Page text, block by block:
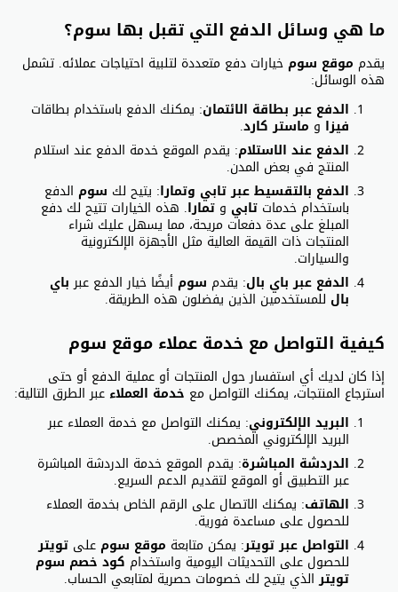
ما هي وسائل الدفع التي تقبل بها سوم؟
يقدم موقع سومخيارات دفع متعددة لتلبية احتياجات عملائه. تشمل
هذه الوسائل:
الدفع عبر بطاقة الائتمان: يمكنك الدفع باستخدام بطاقات
فيزا و ماستر كارد.
الدفع عند الاستلام: يقدم الموقع خدمة الدفع عند استلام
المنتج في بعض المدن.
الدفع بالتقسيط عبر تابي وتمارا: يتيح لك سوم الدفع
باستخدام خدمات تابي و تمارا. هذه الخيارات تتيح لك دفع
المبلغ على عدة دفعات مريحة، مما يسهل عليك شراء
المنتجات ذات القيمة العالية مثل الأجهزة الإلكترونية
والسيارات.
الدفع عبر باي بال: يقدم سومأيضًا خيار الدفع عبرباي
بال للمستخدمين الذين يفضلون هذه الطريقة.
كيفية التواصل مع خدمة عملاء موقع سوم
إذا كان لديك أي استفسار حول المنتجات أو عملية الدفع أو حتى
استرجاع المنتجات، يمكنك التواصل مع خدمة العملاء عبر الطرق التالية:
البريد الإلكتروني: يمكنك التواصل مع خدمة العملاء عبر
البريد الإلكتروني المخصص.
الدردشة المباشرة: يقدم الموقع خدمة الدردشة المباشرة
عبر التطبيق أو الموقع لتقديم الدعم السريع.
الهاتف: يمكنك الاتصال على الرقم الخاص بخدمة العملاء
للحصول على مساعدة فورية.
التواصل عبر تويتر: يمكن متابعة موقع سومعلى تويتر
للحصول على التحديثات اليومية واستخدام كود خصم سوم
تويترالذي يتيح لك خصومات حصرية لمتابعي الحساب.